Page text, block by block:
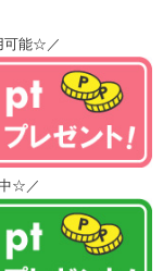
可能☆／
☆／